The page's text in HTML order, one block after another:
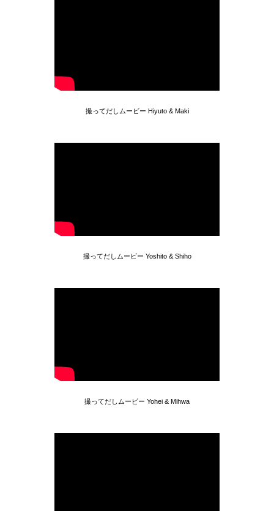
撮ってだしムービー Hiyuto & Maki
撮ってだしムービー Yoshito & Shiho
撮ってだしムービー Yohei & Mihwa